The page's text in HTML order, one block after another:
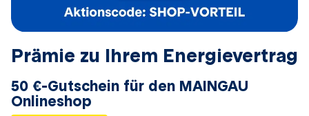
Prämie zu Ihrem Energievertrag
50 €-Gutschein für den MAINGAU
Onlineshop